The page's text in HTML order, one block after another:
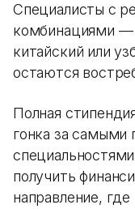
Специалисты с
комбинациями —
китайский или
остаются
Полная
гонка за самыми
получить
направление,